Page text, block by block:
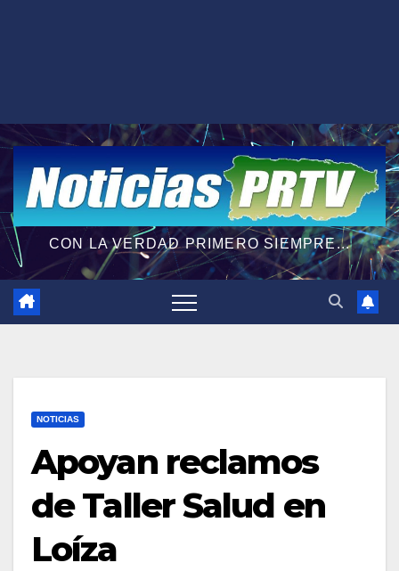
CON LA VERDAD PRIMERO SIEMPRE...
NOTICIAS
Apoyan reclamos
de Taller Salud en
Loíza